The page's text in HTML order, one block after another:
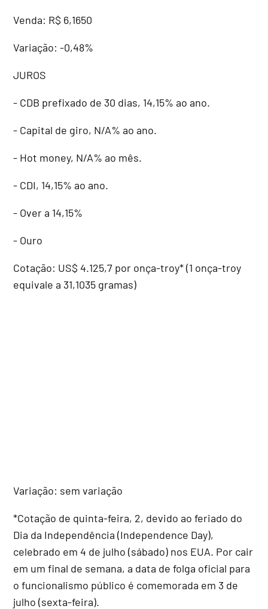
Venda: R$ 6,1650
Variação: -0,48%
JUROS
- CDB prefixado de 30 dias, 14,15% ao ano.
- Capital de giro, N/A% ao ano.
- Hot money, N/A% ao mês.
- CDI, 14,15% ao ano.
- Over a 14,15%
- Ouro
Cotação: US$ 4.125,7 por onça-troy* (1 onça-troy
equivale a 31,1035 gramas)
Variação: sem variação
*Cotação de quinta-feira, 2, devido ao feriado do
Dia da Independência (Independence Day),
celebrado em 4 de julho (sábado) nos EUA. Por cair
em um final de semana, a data de folga oficial para
o funcionalismo público é comemorada em 3 de
julho (sexta-feira).